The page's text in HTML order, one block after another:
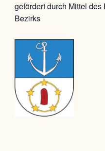
gefördert durch Mittel
Bezirks